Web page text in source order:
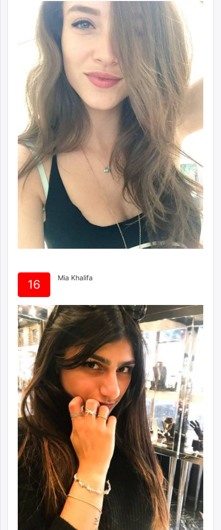
16 Mia Khalifa